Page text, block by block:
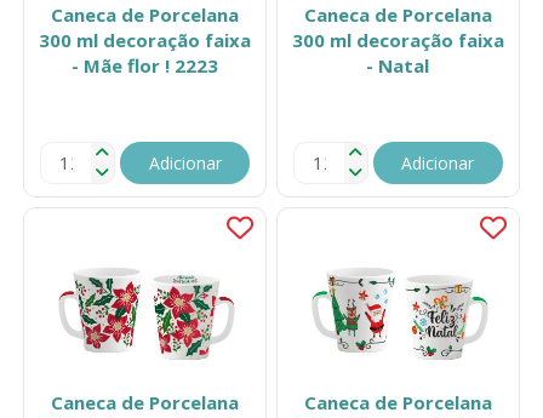
Caneca de Porcelana
300 ml decoração faixa
- Mãe flor ! 2223
Adicionar
Caneca de Porcelana
300 ml decoração faixa
- Natal
Adicionar
Caneca de Porcelana
Caneca de Porcelana